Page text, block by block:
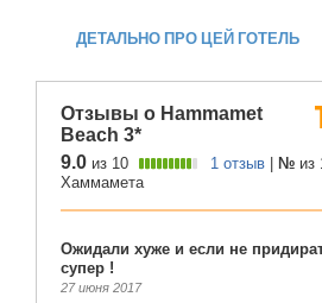
ДЕТАЛЬНО ПРО ЦЕЙ ГОТЕЛЬ